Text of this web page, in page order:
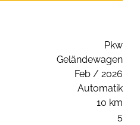
Pkw
Geländewagen
Feb / 2026
Automatik
10 km
5